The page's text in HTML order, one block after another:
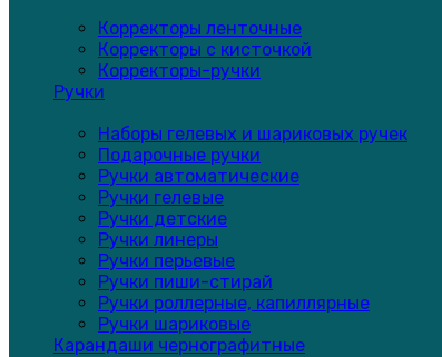
Корректоры ленточные
Корректоры с кисточкой
Корректоры-ручки
Ручки
Наборы гелевых и шариковых ручек
Подарочные ручки
Ручки автоматические
Ручки гелевые
Ручки детские
Ручки линеры
Ручки перьевые
Ручки пиши-стирай
Ручки роллерные, капиллярные
Ручки шариковые
Карандаши чернографитные